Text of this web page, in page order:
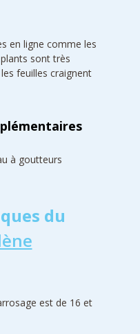
en ligne comme les
sont très
feuilles craignent
à goutteurs
du
est de 16 et